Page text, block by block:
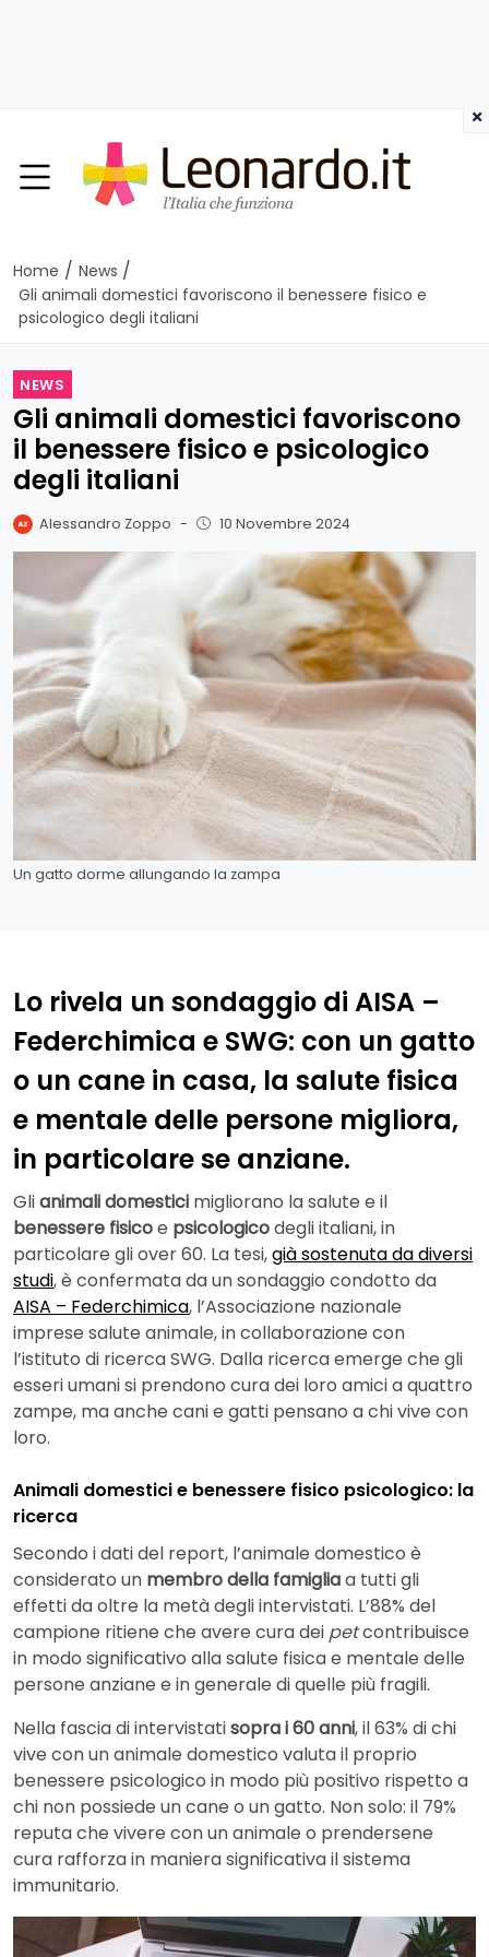
Home / News /
Gli animali domestici favoriscono il benessere fisico e
psicologico degli italiani
NEWS
Gli animali domestici favoriscono
il benessere fisico e psicologico
degli italiani
Alessandro Zoppo - 10 Novembre 2024
Un gatto dorme allungando la zampa
Lo rivela un sondaggio di AISA –
Federchimica e SWG: con un gatto
o un cane in casa, la salute fisica
e mentale delle persone migliora,
in particolare se anziane.
Glianimali domestici migliorano la salute e il
benessere fisicoe psicologicodegli italiani, in
particolare gli over 60. La tesi,già sostenuta da diversi
studi, è confermata da un sondaggio condotto da
AISA – Federchimica, l’Associazione nazionale
imprese salute animale, in collaborazione con
l’istituto di ricerca SWG. Dalla ricerca emerge che gli
esseri umani si prendono cura dei loro amici a quattro
zampe, ma anche cani e gatti pensano a chi vive con
loro.
Animali domestici e benessere fisico psicologico: la
ricerca
Secondo i dati del report, l’animale domestico è
considerato un membro della famigliaa tutti gli
effetti da oltre la metà degli intervistati. L’88% del
campione ritiene che avere cura dei petcontribuisce
in modo significativo alla salute fisica e mentale delle
persone anziane e in generale di quelle più fragili.
Nella fascia di intervistatisopra i 60 anni, il 63% di chi
vive con un animale domestico valuta il proprio
benessere psicologico in modo più positivo rispetto a
chi non possiede un cane o un gatto. Non solo: il 79%
reputa che vivere con un animale o prendersene
cura rafforza in maniera significativa il sistema
immunitario.
×